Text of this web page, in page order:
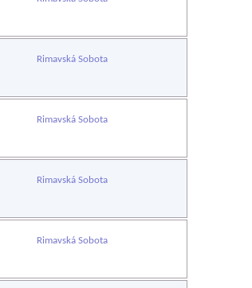
Rimavská Sobota
Rimavská Sobota
Rimavská Sobota
Rimavská Sobota